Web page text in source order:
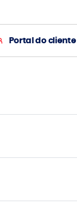
Portal do cliente